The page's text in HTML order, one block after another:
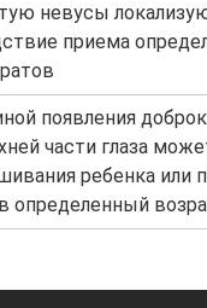
невусы
приема
появления
части глаза
ребенка или
определенный